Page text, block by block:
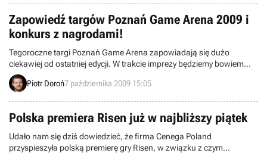
mamy bardzo atrakcyjną promocję.
Zapowiedź targów Poznań Game Arena 2009 i
konkurs z nagrodami!
Tegoroczne targi Poznań Game Arena zapowiadają się dużo
ciekawiej od ostatniej edycji. W trakcie imprezy będziemy bowiem
mogli pograć w dobrze zapowiadające się produkcje, być
świadkami atrakcji spotykanych dotąd co najwyżej na imprezach
Piotr Doroń7 października 2009 15:05
Polska premiera Risen już w najbliższy piątek
Udało nam się dziś dowiedzieć, że firma Cenega Poland
przyspieszyła polską premierę gry Risen, w związku z czym